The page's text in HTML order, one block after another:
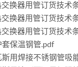
换器用管订货技术
换器用管订货技术
换器用管订货技术
保温钢管.pdf
用焊接不锈钢管吸